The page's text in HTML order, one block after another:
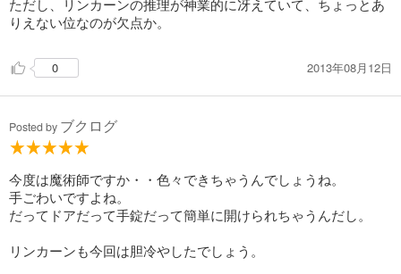
ただし、リンカーンの推理が神業的に冴えていて、ちょっとあ
りえない位なのが欠点か。
0 2013年08月12日
Posted by ブクログ
今度は魔術師ですか・・色々できちゃうんでしょうね。
手ごわいですよね。
だってドアだって手錠だって簡単に開けられちゃうんだし。
リンカーンも今回は胆冷やしたでしょう。